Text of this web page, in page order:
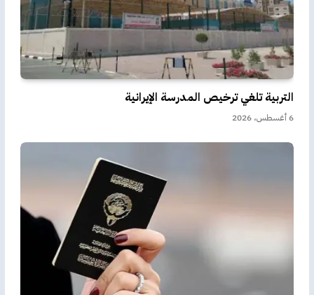
التربية تلغي ترخيص المدرسة الإيرانية
6 أغسطس، 2026